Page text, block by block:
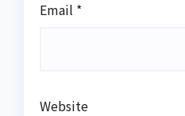
Email *
Website